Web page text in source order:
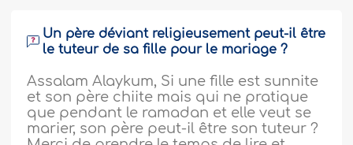
Un père déviant religieusement peut-il être
le tuteur de sa fille pour le mariage ?
Assalam Alaykum, Si une fille est sunnite
et son père chiite mais qui ne pratique
que pendant le ramadan et elle veut se
marier, son père peut-il être son tuteur ?